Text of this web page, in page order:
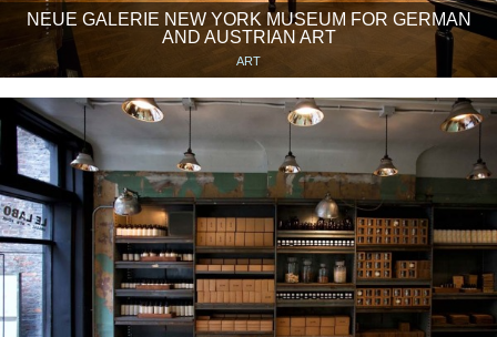
NEUE GALERIE NEW YORK MUSEUM FOR GERMAN
AND AUSTRIAN ART
ART